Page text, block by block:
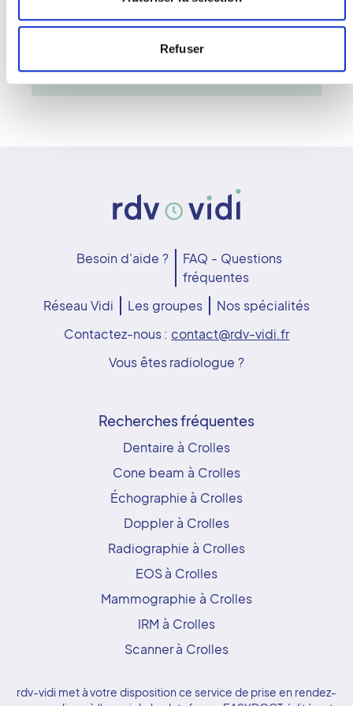
Refuser
rapide, indolore et essentiel pour la
Besoin d'aide ?
FAQ - Questions
fréquentes
Réseau Vidi
Les groupes
Nos spécialités
Contactez-nous : contact@rdv-vidi.fr
Vous êtes radiologue ?
Recherches fréquentes
Dentaire à Crolles
Cone beam à Crolles
Échographie à Crolles
Doppler à Crolles
Radiographie à Crolles
EOS à Crolles
Mammographie à Crolles
IRM à Crolles
Scanner à Crolles
rdv-vidi met à votre disposition ce service de prise en rendez-